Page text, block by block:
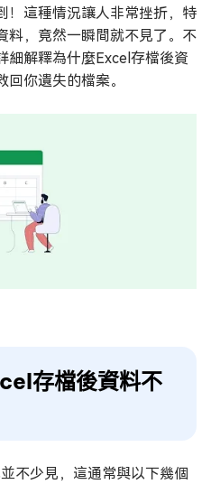
！這種情況讓人非常挫折，特
料，竟然一瞬間就不見了。不
細解釋為什麼Excel存檔後資
你遺失的檔案。
存檔後資料不
不少見，這通常與以下幾個